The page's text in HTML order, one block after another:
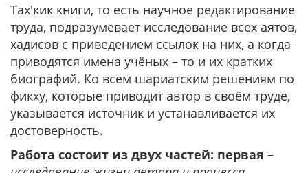
Тах'кик книги, то есть научное редактирование
труда, подразумевает исследование всех аятов,
хадисов с приведением ссылок на них, а когда
приводятся имена учёных – то и их кратких
биографий. Ко всем шариатским решениям по
фикху, которые приводит автор в своём труде,
указывается источник и устанавливается их
достоверность.
Работа состоит из двух частей: первая –